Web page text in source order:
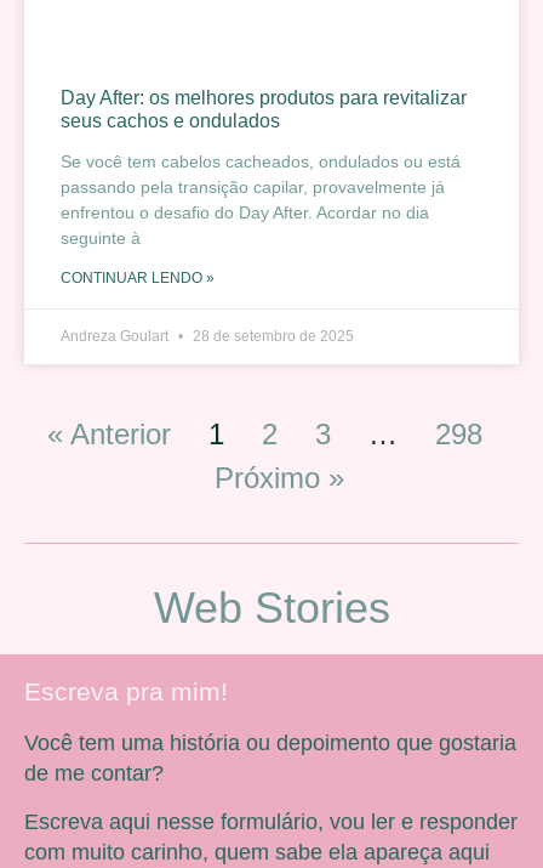
Day After: os melhores produtos para revitalizar
seus cachos e ondulados
Se você tem cabelos cacheados, ondulados ou está
passando pela transição capilar, provavelmente já
enfrentou o desafio do Day After. Acordar no dia
seguinte à
CONTINUAR LENDO »
Andreza Goulart 28 de setembro de 2025
« Anterior 1 2 3 …
298
Próximo »
Web Stories
Escreva pra mim!
Você tem uma história ou depoimento que gostaria
de me contar?
Escreva aqui nesse formulário, vou ler e responder
com muito carinho, quem sabe ela apareça aqui